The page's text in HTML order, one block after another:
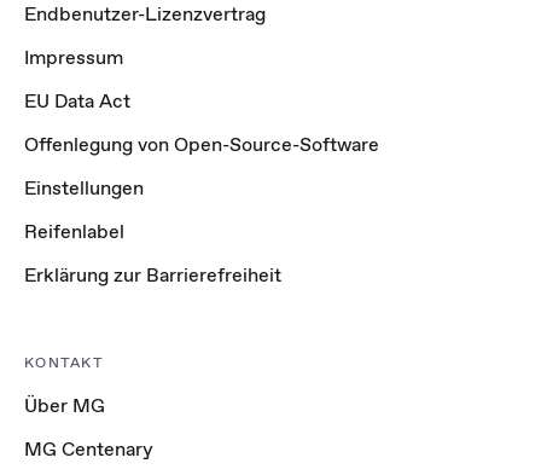
Endbenutzer-Lizenzvertrag
Impressum
EU Data Act
Offenlegung von Open-Source-Software
Einstellungen
Reifenlabel
Erklärung zur Barrierefreiheit
KONTAKT
Über MG
MG Centenary